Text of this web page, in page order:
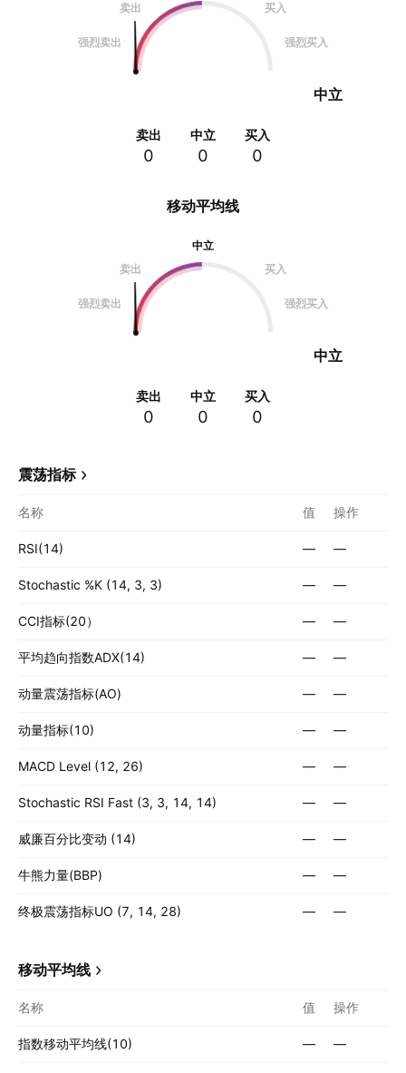
卖出
买入
强烈卖出 强烈买入
中立
卖出
0
中立
0
买入
0
移动平均线
中立
卖出
买入
强烈卖出 强烈买入
中立
卖出
0
中立
0
买入
0
震荡指标
名称 值 操作
RSI(14) — —
Stochastic %K (14, 3, 3) — —
CCI指标(20） — —
平均趋向指数ADX(14) — —
动量震荡指标(AO) — —
动量指标(10) — —
MACD Level (12, 26) — —
Stochastic RSI Fast (3, 3, 14, 14) — —
威廉百分比变动 (14) — —
牛熊力量(BBP) — —
终极震荡指标UO (7, 14, 28) — —
移动平均线
名称 值 操作
指数移动平均线(10) — —